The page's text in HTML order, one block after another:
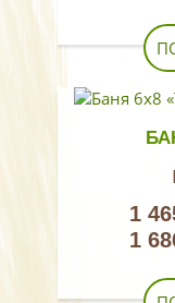
1
1